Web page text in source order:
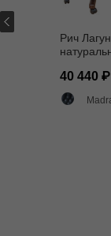
Рич
черная
40 440
Madras